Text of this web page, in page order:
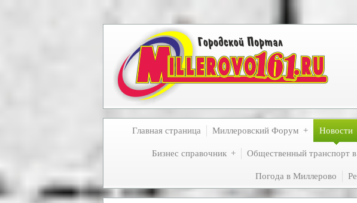
Главная страница Миллеровский Форум Новости
Бизнес справочник Общественный транспорт
Погода в Миллерово